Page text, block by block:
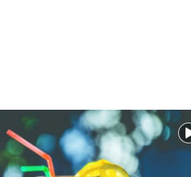
Georgia Peach